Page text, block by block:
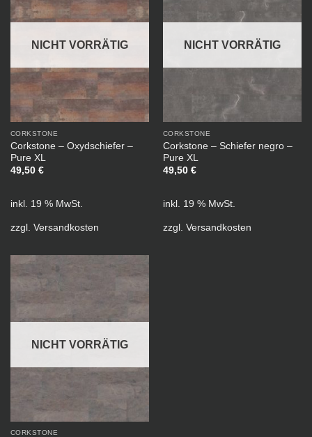
NICHT VORRÄTIG
CORKSTONE
Corkstone – Oxydschiefer –
Pure XL
49,50 €
inkl. 19 % MwSt.
zzgl. Versandkosten
NICHT VORRÄTIG
CORKSTONE
Corkstone – Schiefer negro –
Pure XL
49,50 €
inkl. 19 % MwSt.
zzgl. Versandkosten
NICHT VORRÄTIG
CORKSTONE